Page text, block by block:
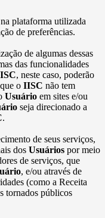
plataforma utilizada
de preferências.
de algumas dessas
das funcionalidades
, neste caso, poderão
o IISC não tem
Usuário em sites e/ou
seja direcionado a
.
de seus serviços,
dos Usuários por meio
de serviços, que
, e/ou através de
(como a Receita
tornados públicos